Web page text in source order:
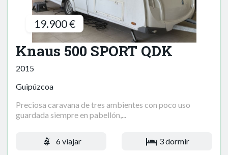
19.900 €
Knaus 500 SPORT QDK
2015
Guipúzcoa
Preciosa caravana de tres ambientes con poco uso
guardada siempre en pabellón,...
6 viajar 3 dormir